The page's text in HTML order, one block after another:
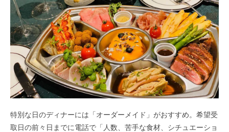
特別な日のディナーには「オーダーメイド」がおすすめ。希望受
取日の前々日までに電話で「人数、苦手な食材、シチュエーショ